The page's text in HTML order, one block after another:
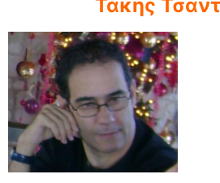
Τάκης